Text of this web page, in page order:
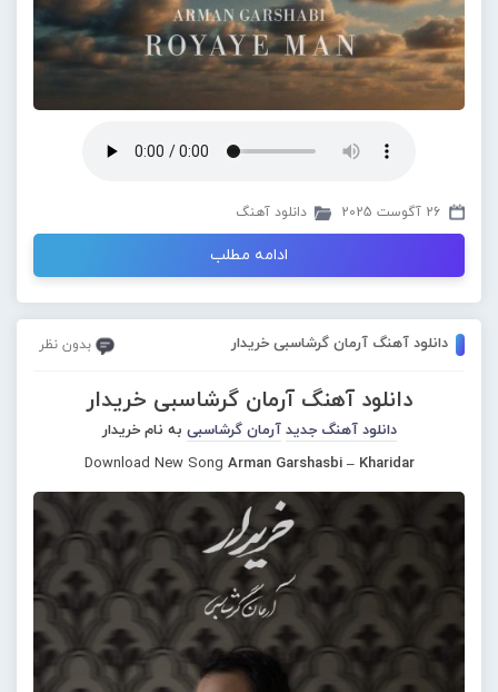
26 آگوست 2025 دانلود آهنگ
ادامه مطلب
دانلود آهنگ آرمان گرشاسبی خریدار بدون نظر
دانلود آهنگ آرمان گرشاسبی خریدار
دانلود آهنگ جدید آرمان گرشاسبی به نام خریدار
Download New Song Arman Garshasbi – Kharidar